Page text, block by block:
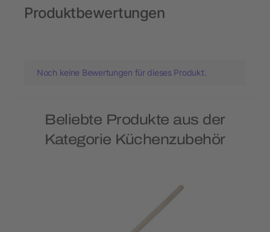
Produktbewertungen
Noch keine Bewertungen für dieses Produkt.
Beliebte Produkte aus der
Kategorie Küchenzubehör